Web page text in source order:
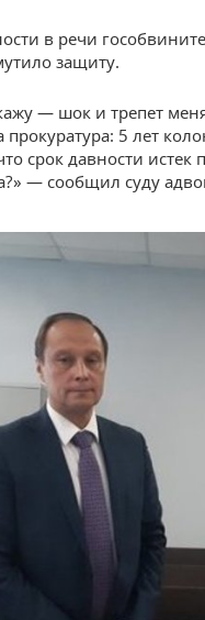
в речи
защиту.
— шок и трепет
прокуратура: 5 лет
срок давности
— сообщил суду